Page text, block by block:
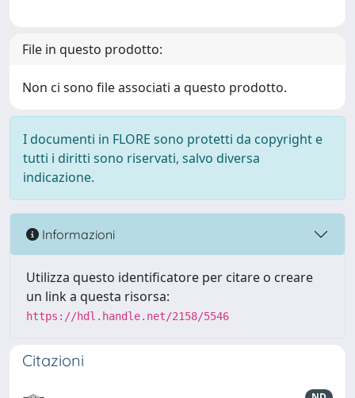
File in questo prodotto:
Non ci sono file associati a questo prodotto.
I documenti in FLORE sono protetti da copyright e
tutti i diritti sono riservati, salvo diversa
indicazione.
Informazioni
Utilizza questo identificatore per citare o creare
un link a questa risorsa:
https://hdl.handle.net/2158/5546
Citazioni